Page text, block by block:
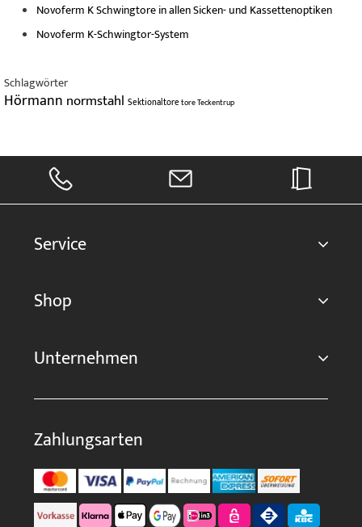
Novoferm K Schwingtore in allen Sicken- und Kassettenoptiken
Novoferm K-Schwingtor-System
Schlagwörter
Hörmann normstahl SektionaltoretoreTeckentrup
Service
Shop
Unternehmen
Zahlungsarten